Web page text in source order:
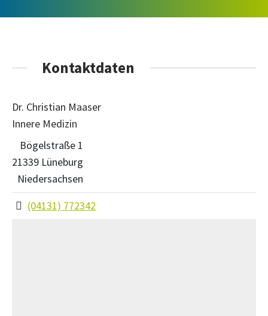
Kontaktdaten
Dr. Christian Maaser
Innere Medizin
Bögelstraße 1
21339 Lüneburg
Niedersachsen
(04131) 772342